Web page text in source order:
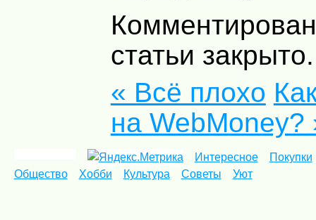
статьи закрыто.
« Всё плохо
на WebMoney?
Интересное
Покупки
Общество
Хобби Культура Советы Уют